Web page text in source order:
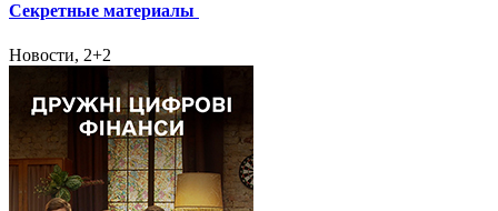
Секретные материалы
Новости, 2+2